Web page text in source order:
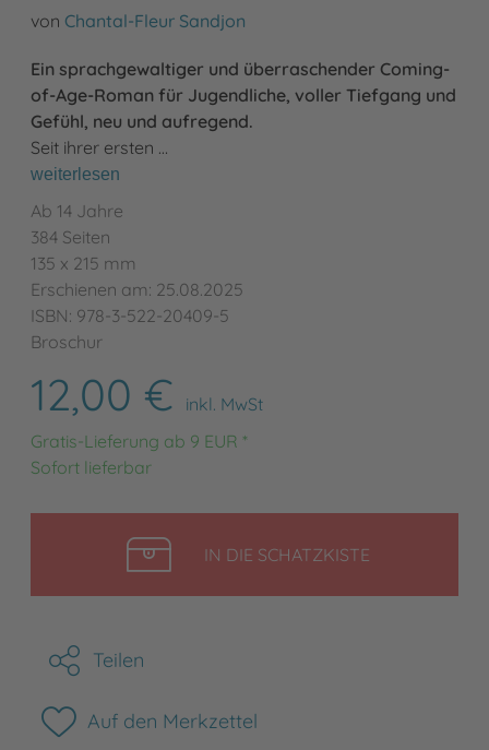
von Chantal-Fleur Sandjon
Ein sprachgewaltiger und überraschender Coming-
of-Age-Roman für Jugendliche, voller Tiefgang und
Gefühl, neu und aufregend.
Seit ihrer ersten …
weiterlesen
Ab 14 Jahre
384 Seiten
135 x 215 mm
Erschienen am: 25.08.2025
ISBN: 978-3-522-20409-5
Broschur
12,00 €
inkl. MwSt
Gratis-Lieferung ab 9 EUR *
Sofort lieferbar
IN DIE SCHATZKISTELEGEN
Teilen
Auf den Merkzettel